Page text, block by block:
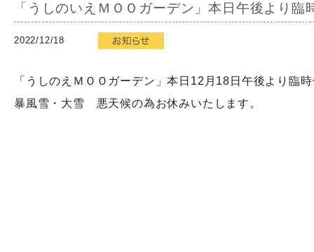
「うしのいえＭＯＯガーデン」本日午後より臨
2022/12/18
「うしのえＭＯＯガーデン」本日12月18日午後より臨
暴風雪・大雪 悪天候の為お休みいたします。